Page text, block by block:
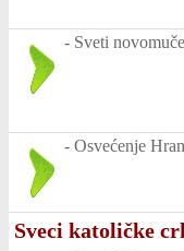
- Sveti
- Osvećenje
Sveci katoličke